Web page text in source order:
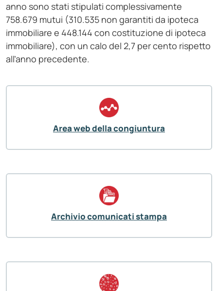
anno sono stati stipulati complessivamente
758.679 mutui (310.535 non garantiti da ipoteca
immobiliare e 448.144 con costituzione di ipoteca
immobiliare), con un calo del 2,7 per cento rispetto
all’anno precedente.
Area web della congiuntura
Archivio comunicati stampa